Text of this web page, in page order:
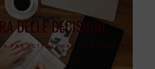
DELLE DECISIONI
A FAR TUTTO?,MANUELA MARIOTTI